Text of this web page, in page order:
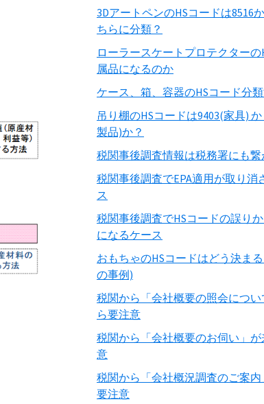
3DアートペンのHSコードは8516
ちらに分類？
ローラースケートプロテクターの
属品になるのか
ケース、箱、容器のHSコード分
吊り棚のHSコードは9403(家具)
製品)か？
税関事後調査情報は税務署にも繋
税関事後調査でEPA適用が取り消
ス
税関事後調査でHSコードの誤り
になるケース
おもちゃのHSコードはどう決ま
の事例)
税関から「会社概要の照会につい
ら要注意
税関から「会社概要のお伺い」
意
税関から「会社概況調査のご案内
要注意